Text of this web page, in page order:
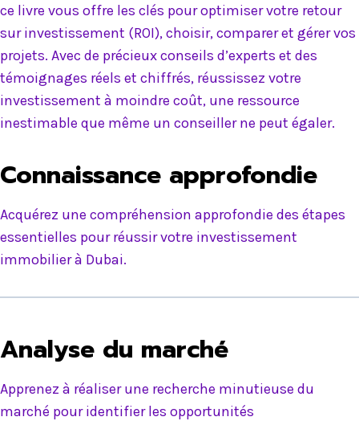
ce livre vous offre les clés pour optimiser votre retour
sur investissement (ROI), choisir, comparer et gérer vos
projets. Avec de précieux conseils d’experts et des
témoignages réels et chiffrés, réussissez votre
investissement à moindre coût, une ressource
inestimable que même un conseiller ne peut égaler.
Connaissance approfondie
Acquérez une compréhension approfondie des étapes
essentielles pour réussir votre investissement
immobilier à Dubai.
Analyse du marché
Apprenez à réaliser une recherche minutieuse du
marché pour identifier les opportunités